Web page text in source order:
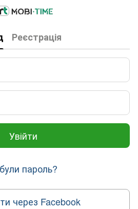
Реєстрація
Увійти
пароль?
через Facebook